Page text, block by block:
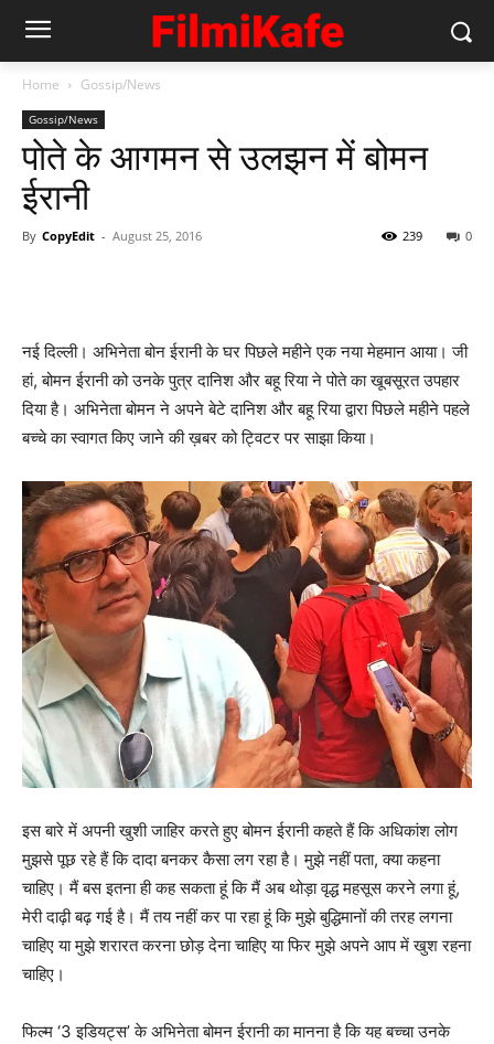
Home Gossip/News
Gossip/News
पोते के आगमन से उलझन में बोमन
ईरानी
By CopyEdit - August 25, 2016 0
239
नई दिल्ली। अभिनेता बोन ईरानी के घर पिछले महीने एक नया मेहमान आया। जी
हां, बोमन ईरानी को उनके पुत्र दानिश और बहू रिया ने पोते का खूबसूरत उपहार
दिया है। अभिनेता बोमन ने अपने बेटे दानिश और बहू रिया द्वारा पिछले महीने पहले
बच्चे का स्वागत किए जाने की ख़बर को ट्विटर पर साझा किया।
इस बारे में अपनी खुशी जाहिर करते हुए बोमन ईरानी कहते हैं कि अधिकांश लोग
मुझसे पूछ रहे हैं कि दादा बनकर कैसा लग रहा है। मुझे नहीं पता, क्या कहना
चाहिए। मैं बस इतना ही कह सकता हूं कि मैं अब थोड़ा वृद्ध महसूस करने लगा हूं,
मेरी दाढ़ी बढ़ गई है। मैं तय नहीं कर पा रहा हूं कि मुझे बुद्धिमानों की तरह लगना
चाहिए या मुझे शरारत करना छोड़ देना चाहिए या फिर मुझे अपने आप में खुश रहना
चाहिए।
फिल्म ‘3 इडियट्स’ के अभिनेता बोमन ईरानी का मानना है कि यह बच्चा उनके